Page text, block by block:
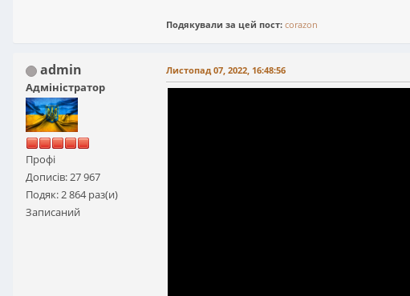
Подякували за цей пост: corazon
admin
Адміністратор
Профі
Дописів: 27 967
Подяк: 2 864 раз(и)
Записаний
Листопад 07, 2022, 16:48:56